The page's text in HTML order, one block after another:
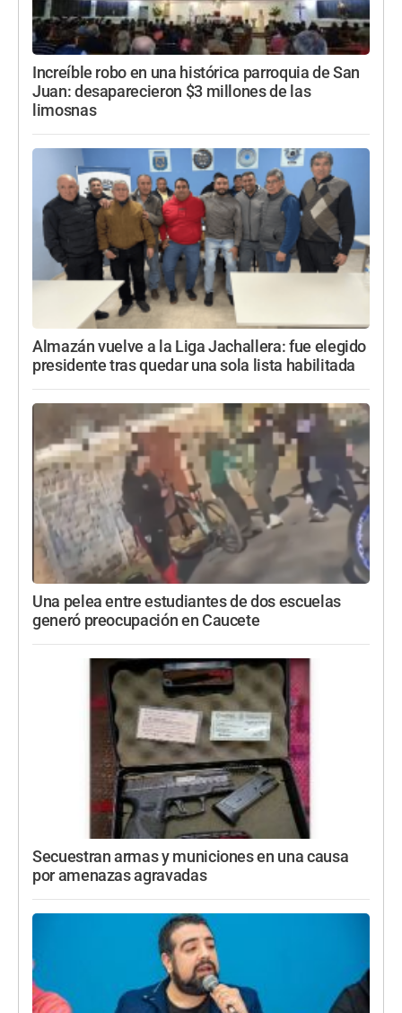
Increíble robo en una histórica parroquia de San
Juan: desaparecieron $3 millones de las
limosnas
Almazán vuelve a la Liga Jachallera: fue elegido
presidente tras quedar una sola lista habilitada
Una pelea entre estudiantes de dos escuelas
generó preocupación en Caucete
Secuestran armas y municiones en una causa
por amenazas agravadas